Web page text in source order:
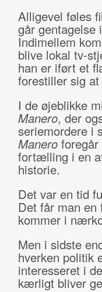
Alligevel føles
går gentagelse
Indimellem
blive lokal tv-
han er iført et
forestiller sig
I de øjeblikke
Manero, der
seriemordere i
Manero
fortælling i en
historie.
Det var en tid
Det får man en
kommer i
Men i sidste
hverken politik
interesseret i
kærligt bliver